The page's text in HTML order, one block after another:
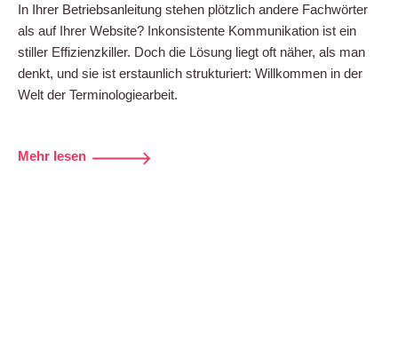
In Ihrer Betriebsanleitung stehen plötzlich andere Fachwörter
als auf Ihrer Website? Inkonsistente Kommunikation ist ein
stiller Effizienzkiller. Doch die Lösung liegt oft näher, als man
denkt, und sie ist erstaunlich strukturiert: Willkommen in der
Welt der Terminologiearbeit.
Mehr lesen